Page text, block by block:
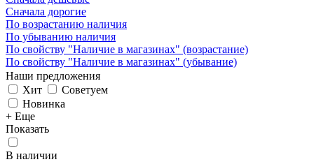
Сначала дорогие
По возрастанию наличия
По убыванию наличия
По свойству "Наличие в магазинах" (возрастание)
По свойству "Наличие в магазинах" (убывание)
Наши предложения
Хит
Советуем
Новинка
+ Еще
Показать
В наличии